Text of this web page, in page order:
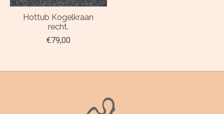
Hottub Kogelkraan
recht.
€79,00